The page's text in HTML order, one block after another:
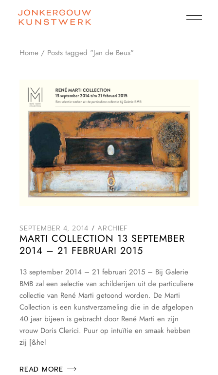
content
Home Posts tagged "Jan de Beus"
SEPTEMBER 4, 2014 ARCHIEF
MARTI COLLECTION 13 SEPTEMBER
2014 – 21 FEBRUARI 2015
13 september 2014 – 21 februari 2015 – Bij Galerie
BMB zal een selectie van schilderijen uit de particuliere
collectie van René Marti getoond worden. De Marti
Collection is een kunstverzameling die in de afgelopen
40 jaar bijeen is gebracht door René Marti en zijn
vrouw Doris Clerici. Puur op intuïtie en smaak hebben
zij [&hel
READ MORE